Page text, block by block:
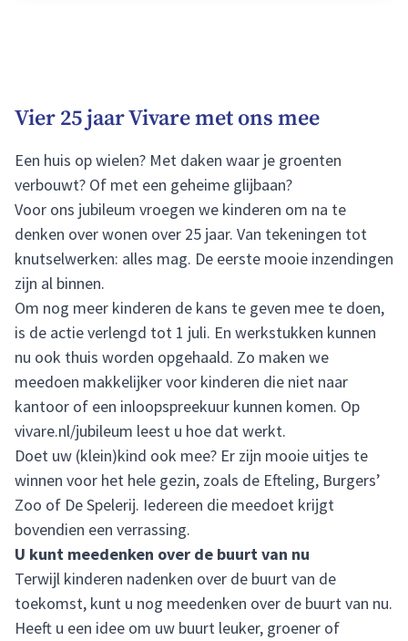
Vier 25 jaar Vivare met ons mee
Een huis op wielen? Met daken waar je groenten
verbouwt? Of met een geheime glijbaan?
Voor ons jubileum vroegen we kinderen om na te
denken over wonen over 25 jaar. Van tekeningen tot
knutselwerken: alles mag. De eerste mooie inzendingen
zijn al binnen.
Om nog meer kinderen de kans te geven mee te doen,
is de actie verlengd tot 1 juli. En werkstukken kunnen
nu ook thuis worden opgehaald. Zo maken we
meedoen makkelijker voor kinderen die niet naar
kantoor of een inloopspreekuur kunnen komen. Op
vivare.nl/jubileum leest u hoe dat werkt.
Doet uw (klein)kind ook mee? Er zijn mooie uitjes te
winnen voor het hele gezin, zoals de Efteling, Burgers’
Zoo of De Spelerij. Iedereen die meedoet krijgt
bovendien een verrassing.
U kunt meedenken over de buurt van nu
Terwijl kinderen nadenken over de buurt van de
toekomst, kunt u nog meedenken over de buurt van nu.
Heeft u een idee om uw buurt leuker, groener of